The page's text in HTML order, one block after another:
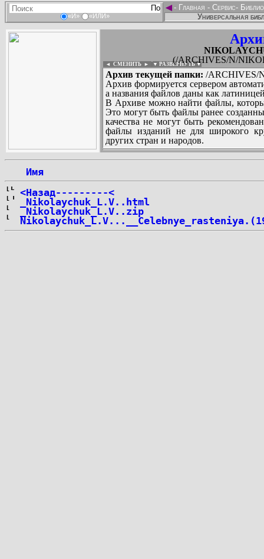
«И» «ИЛИ»
◄- Главная - Сервис-
Универсальная
(/ARCHIVES/N/
◄ СМЕНИТЬ ► ▼ РАЗВЕРНУТЬ ▼
Архив текущей папки: /ARCHIVES/
Архив формируется сервером
а названия файлов даны как
В Архиве можно найти файлы,
Это могут быть файлы ранее
качества не могут быть
файлы изданий не для широкого
других стран и народов.
Имя
<Назад---------<
_Nikolaychuk_L.V..html
_Nikolaychuk_L.V..zip